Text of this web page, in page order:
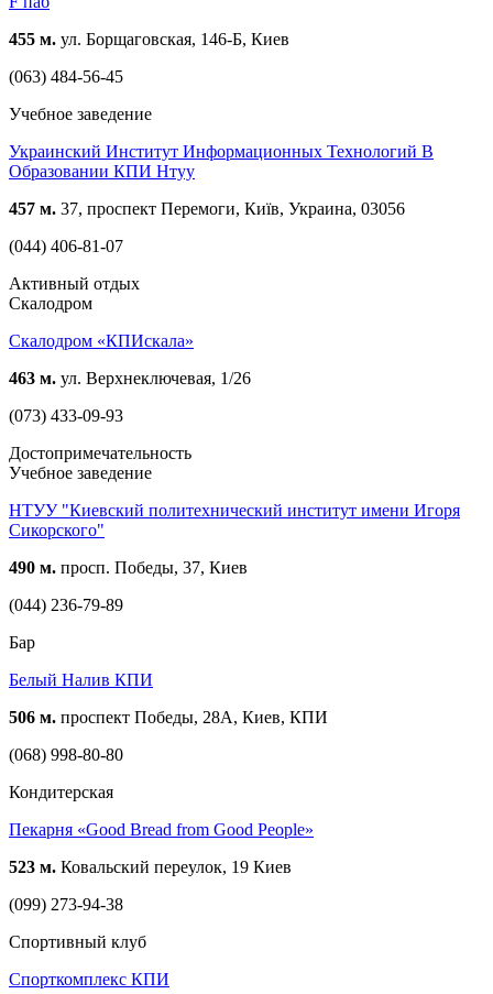
455 м. ул. Борщаговская, 146-Б, Киев
(063) 484-56-45
Учебное заведение
Украинский Институт Информационных Технологий В
Образовании КПИ Нтуу
457 м. 37, проспект Перемоги, Київ, Украина, 03056
(044) 406-81-07
Активный отдых
Скалодром
Скалодром «КПИскала»
463 м. ул. Верхнеключевая, 1/26
(073) 433-09-93
Достопримечательность
Учебное заведение
НТУУ "Киевский политехнический институт имени Игоря
Сикорского"
490 м. просп. Победы, 37, Киев
(044) 236-79-89
Бар
Белый Налив КПИ
506 м. проспект Победы, 28А, Киев, КПИ
(068) 998-80-80
Кондитерская
Пекарня «Good Bread from Good People»
523 м. Ковальский переулок, 19 Киев
(099) 273-94-38
Спортивный клуб
Спорткомплекс КПИ